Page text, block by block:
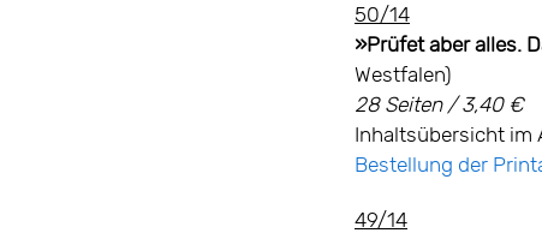
50/14
»Prüfet aber alles.
Westfalen)
28 Seiten / 3,40 €
Inhaltsübersicht im
Bestellung der
49/14